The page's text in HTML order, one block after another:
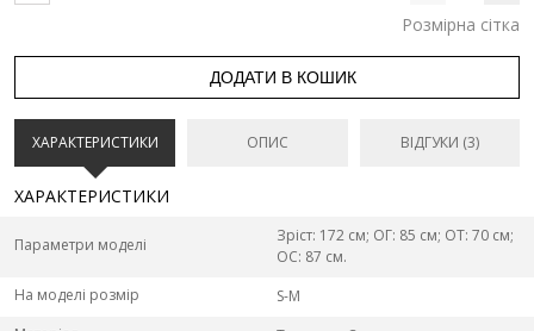
Розмірна сітка
ДОДАТИ В КОШИК
ХАРАКТЕРИСТИКИ ОПИС ВІДГУКИ (3)
ХАРАКТЕРИСТИКИ
Параметри моделі
Зріст: 172 см; ОГ: 85 см; ОТ: 70 см;
ОС: 87 см.
На моделі розмір
S-M